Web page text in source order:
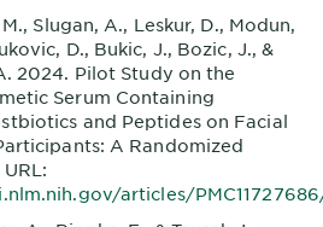
Slugan, A., Leskur, D., Modun,
D., Bukic, J., Bozic, J., &
2024. Pilot Study on the
Serum Containing
and Peptides on Facial
A Randomized
articles/